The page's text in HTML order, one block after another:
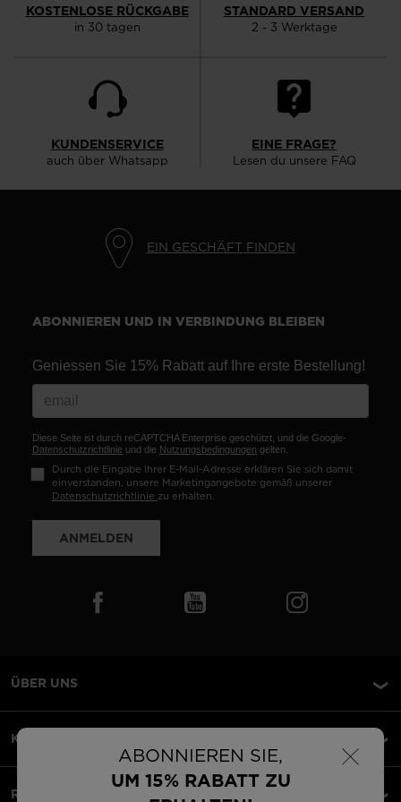
website
United
×
ABONNIEREN SIE,
UM 15% RABATT ZU
KOSTENLOSE RÜCKGABE
in 30 tagen
STANDARD VERSAND
2 - 3 Werktage
KUNDENSERVICE
auch über Whatsapp
EINE FRAGE?
Lesen du unsere FAQ
EIN GESCHÄFT FINDEN
ABONNIEREN UND IN VERBINDUNG BLEIBEN
Geniessen Sie 15% Rabatt auf Ihre erste Bestellung!
Diese Seite ist durch reCAPTCHA Enterprise geschützt, und die Google-
Datenschutzrichtlinie und die Nutzungsbedingungen gelten.
Durch die Eingabe Ihrer E-Mail-Adresse erklären Sie sich damit
einverstanden, unsere Marketingangebote gemäß unserer
Datenschutzrichtlinie zu erhalten.
ANMELDEN
ÜBER UNS
KUNDENSERVICE
RECHTLICHES